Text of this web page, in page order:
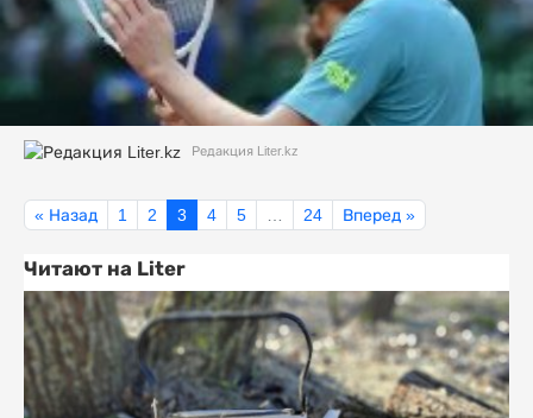
Редакция Liter.kz
« Назад 1 2 3 4 5 24 Вперед »
Читают на Liter